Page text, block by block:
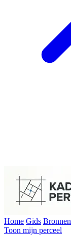
Home Gids Bronnen
Toon mijn perceel